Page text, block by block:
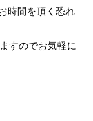
時間を頂く恐れ
すのでお気軽に